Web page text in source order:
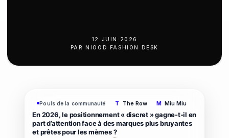
12 JUIN 2026
PAR
NIOOD FASHION DESK
Pouls de la communauté T The Row M Miu Miu
En 2026, le positionnement « discret » gagne-t-il en
part d’attention face à des marques plus bruyantes
et prêtes pour les mèmes ?